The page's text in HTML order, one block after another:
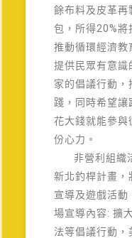
餘布料及皮革再
包，所得20%將
推動循環經濟教
提供民眾有意識
家的倡議行動，
踐，同時希望讓
花大錢就能參與
份心力。
非營利組織活
新北釣桿計畫，
宣導及遊戲活動
場宣導內容: 擴
法等倡議行動，